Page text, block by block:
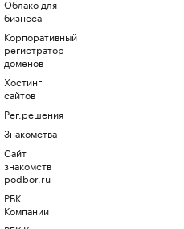
Облако для
бизнеса
Корпоративный
регистратор
доменов
Хостинг
сайтов
Рег.решения
Знакомства
Сайт
знакомств
podbor.ru
РБК
Компании